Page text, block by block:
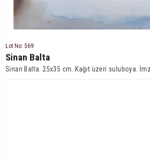
Lot No: 569
Sinan Balta
Sinan Balta. 25x35 cm. Kağıt üzeri suluboya.